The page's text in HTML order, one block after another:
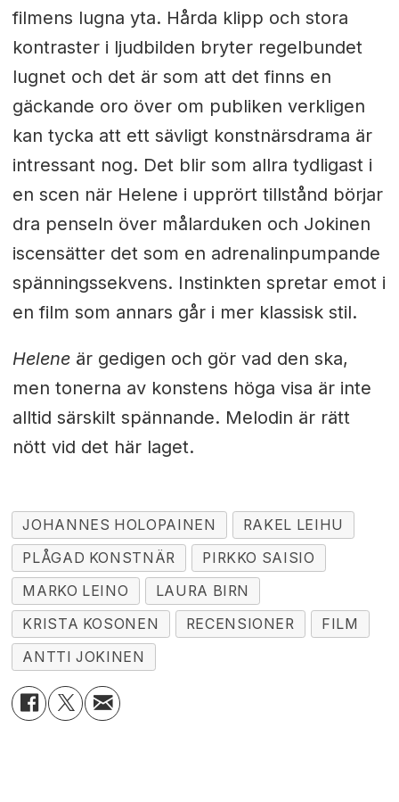
filmens lugna yta. Hårda klipp och stora
kontraster i ljudbilden bryter regelbundet
lugnet och det är som att det finns en
gäckande oro över om publiken verkligen
kan tycka att ett sävligt konstnärsdrama är
intressant nog. Det blir som allra tydligast i
en scen när Helene i upprört tillstånd börjar
dra penseln över målarduken och Jokinen
iscensätter det som en adrenalinpumpande
spänningssekvens. Instinkten spretar emot i
en film som annars går i mer klassisk stil.
Heleneär gedigen och gör vad den ska,
men tonerna av konstens höga visa är inte
alltid särskilt spännande. Melodin är rätt
nött vid det här laget.
JOHANNES HOLOPAINEN
RAKEL LEIHU
PLÅGAD KONSTNÄR
PIRKKO SAISIO
MARKO LEINO
LAURA BIRN
KRISTA KOSONEN
RECENSIONER
FILM
ANTTI JOKINEN